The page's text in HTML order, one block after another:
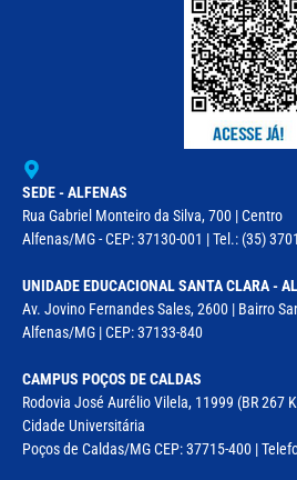
SEDE - ALFENAS
Rua Gabriel Monteiro da Silva, 700 | Centro
Alfenas/MG - CEP: 37130-001 | Tel.: (35)
UNIDADE EDUCACIONAL SANTA CLARA -
Av. Jovino Fernandes Sales, 2600 | Bairro
Alfenas/MG | CEP: 37133-840
CAMPUS POÇOS DE CALDAS
Rodovia José Aurélio Vilela, 11999 (BR 267
Cidade Universitária
Poços de Caldas/MG CEP: 37715-400 |